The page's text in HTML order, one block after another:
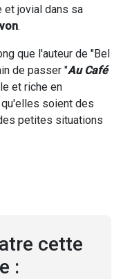
et jovial dans sa
.
que l'auteur de "Bel
de passer "Au Café
et riche en
soient des
petites situations
cette
: